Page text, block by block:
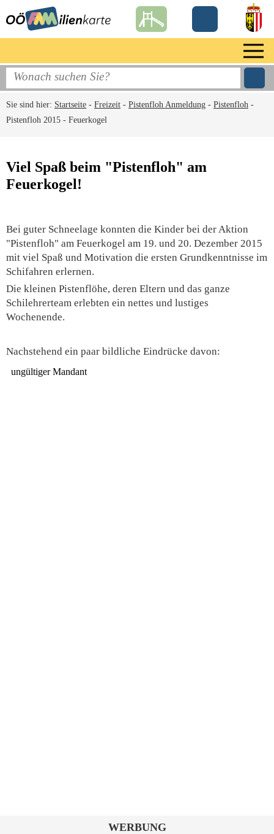
Sie sind hier: Startseite - Freizeit - Pistenfloh Anmeldung - Pistenfloh -
Pistenfloh 2015 - Feuerkogel
Viel Spaß beim "Pistenfloh" am
Feuerkogel!
Bei guter Schneelage konnten die Kinder bei der Aktion
"Pistenfloh" am Feuerkogel am 19. und 20. Dezember 2015
mit viel Spaß und Motivation die ersten Grundkenntnisse im
Schifahren erlernen.
Die kleinen Pistenflöhe, deren Eltern und das ganze
Schilehrerteam erlebten ein nettes und lustiges
Wochenende.
Nachstehend ein paar bildliche Eindrücke davon:
WERBUNG